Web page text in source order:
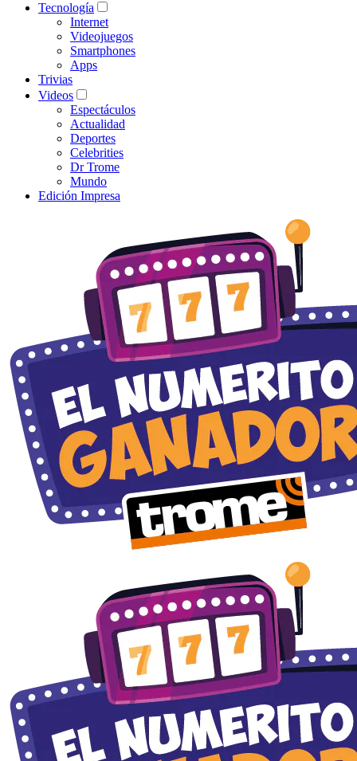
Tecnología
Internet
Videojuegos
Smartphones
Apps
Trivias
Videos
Espectáculos
Actualidad
Deportes
Celebrities
Dr Trome
Mundo
Edición Impresa